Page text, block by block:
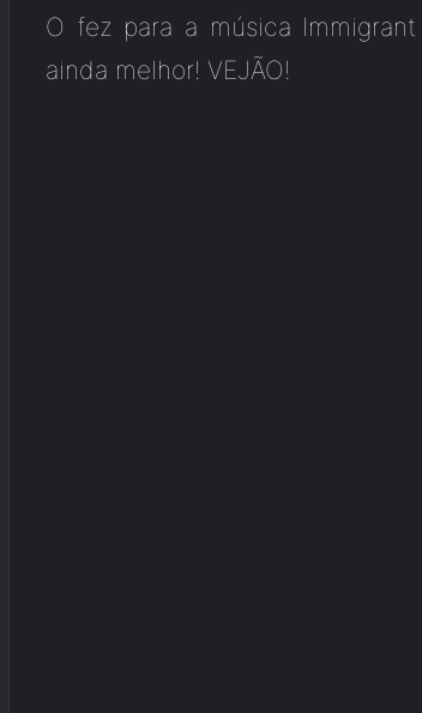
O fez para a música
ainda melhor! VEJÃO!